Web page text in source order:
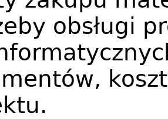
obsługi